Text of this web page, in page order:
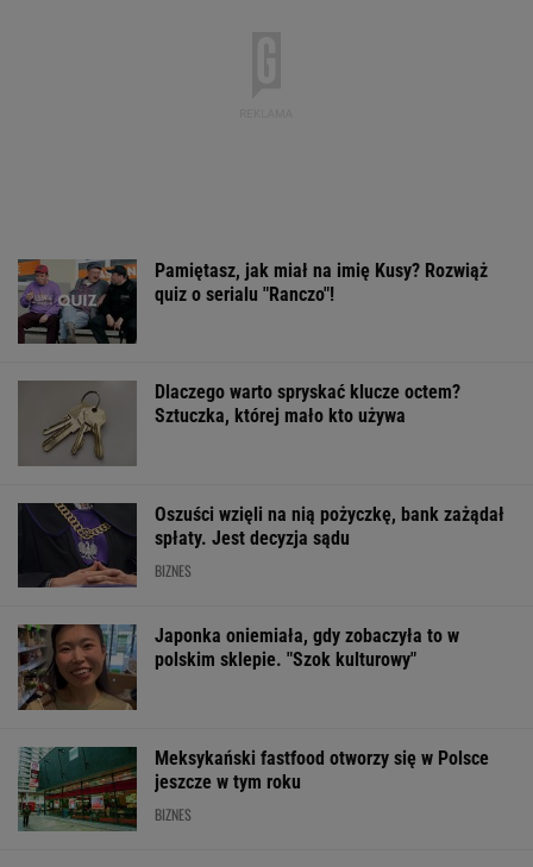
Pamiętasz, jak miał na imię Kusy? Rozwiąż
quiz o serialu "Ranczo"!
Dlaczego warto spryskać klucze octem?
Sztuczka, której mało kto używa
Oszuści wzięli na nią pożyczkę, bank zażądał
spłaty. Jest decyzja sądu
BIZNES
Japonka oniemiała, gdy zobaczyła to w
polskim sklepie. "Szok kulturowy"
Meksykański fastfood otworzy się w Polsce
jeszcze w tym roku
BIZNES